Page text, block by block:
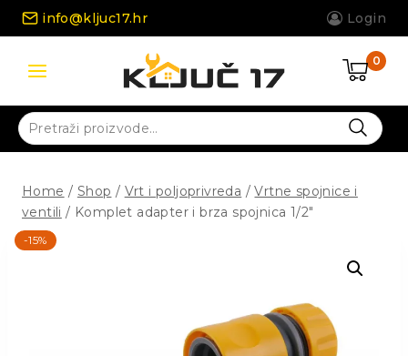
Skip
info@kljuc17.hr Login
0
Pretraži:
Home / Shop / Vrt i poljoprivreda / Vrtne spojnice i
ventili / Komplet adapter i brza spojnica 1/2″
-15%